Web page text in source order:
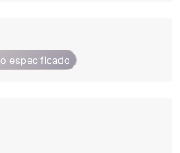
especificado